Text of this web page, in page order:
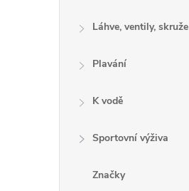
Láhve, ventily, skruže
Plavání
K vodě
Sportovní výživa
Značky